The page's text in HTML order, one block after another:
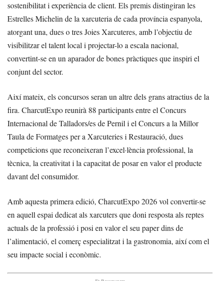
sostenibilitat i experiència de client. Els premis distingiran les
Estrelles Michelin de la xarcuteria de cada província espanyola,
atorgant una, dues o tres Joies Xarcuteres, amb l’objectiu de
visibilitzar el talent local i projectar-lo a escala nacional,
convertint-se en un aparador de bones pràctiques que inspiri el
conjunt del sector.
Així mateix, els concursos seran un altre dels grans atractius de la
fira. CharcutExpo reunirà 88 participants entre el Concurs
Internacional de Talladors/es de Pernil i el Concurs a la Millor
Taula de Formatges per a Xarcuteries i Restauració, dues
competicions que reconeixeran l’excel·lència professional, la
tècnica, la creativitat i la capacitat de posar en valor el producte
davant del consumidor.
Amb aquesta primera edició, CharcutExpo 2026 vol convertir-se
en aquell espai dedicat als xarcuters que doni resposta als reptes
actuals de la professió i posi en valor el seu paper dins de
l’alimentació, el comerç especialitzat i la gastronomia, així com el
seu impacte social i econòmic.